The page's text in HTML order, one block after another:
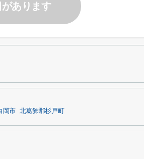
あります
岡市 北葛飾郡杉戸町